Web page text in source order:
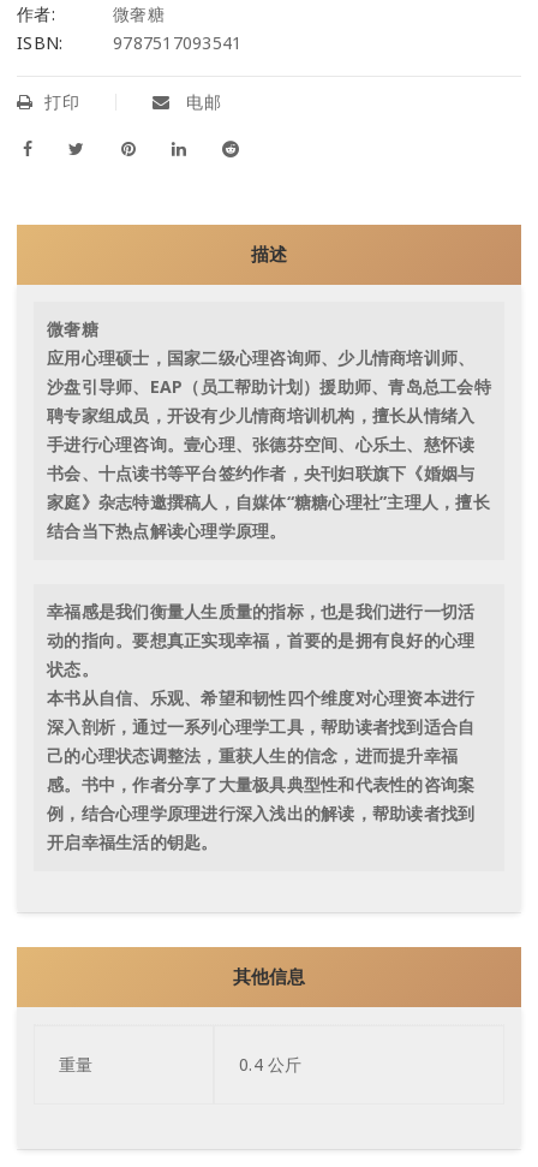
作者:
微奢糖
ISBN:
9787517093541
打印 电邮
描述
微奢糖
应用心理硕士，国家二级心理咨询师、少儿情商培训师、
沙盘引导师、EAP（员工帮助计划）援助师、青岛总工会特
聘专家组成员，开设有少儿情商培训机构，擅长从情绪入
手进行心理咨询。壹心理、张德芬空间、心乐土、慈怀读
书会、十点读书等平台签约作者，央刊妇联旗下《婚姻与
家庭》杂志特邀撰稿人，自媒体“糖糖心理社”主理人，擅长
结合当下热点解读心理学原理。
幸福感是我们衡量人生质量的指标，也是我们进行一切活
动的指向。要想真正实现幸福，首要的是拥有良好的心理
状态。
本书从自信、乐观、希望和韧性四个维度对心理资本进行
深入剖析，通过一系列心理学工具，帮助读者找到适合自
己的心理状态调整法，重获人生的信念，进而提升幸福
感。书中，作者分享了大量极具典型性和代表性的咨询案
例，结合心理学原理进行深入浅出的解读，帮助读者找到
开启幸福生活的钥匙。
其他信息
重量 0.4 公斤